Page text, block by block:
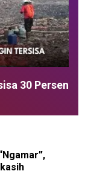
30 Persen